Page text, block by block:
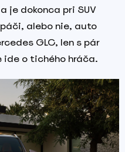
je dokonca pri SUV
alebo nie, auto
GLC, len s pár
ide o tichého hráča.